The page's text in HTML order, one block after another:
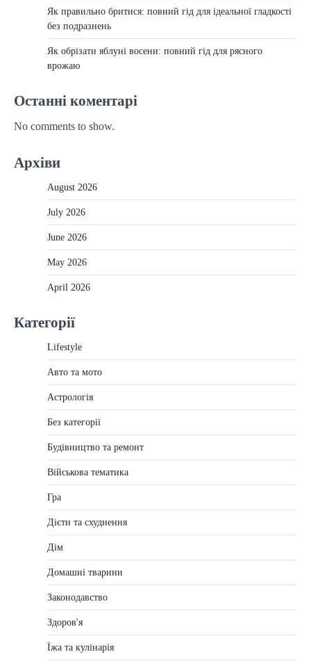
Як правильно бритися: повний гід для ідеальної гладкості
без подразнень
Як обрізати яблуні восени: повний гід для рясного
врожаю
Останні коментарі
No comments to show.
Архіви
August 2026
July 2026
June 2026
May 2026
April 2026
Категорії
Lifestyle
Авто та мото
Астрологія
Без категорії
Будівництво та ремонт
Військова тематика
Гра
Дієти та схуднення
Дім
Домашні тварини
Законодавство
Здоров'я
Їжа та кулінарія